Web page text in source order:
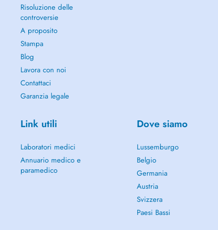
Risoluzione delle
controversie
A proposito
Stampa
Blog
Lavora con noi
Contattaci
Garanzia legale
Link utili
Laboratori medici
Annuario medico e
paramedico
Dove siamo
Lussemburgo
Belgio
Germania
Austria
Svizzera
Paesi Bassi